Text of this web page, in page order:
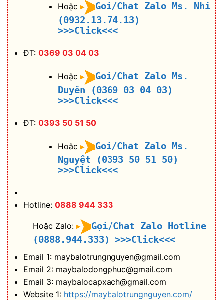
Hoặc
Goi/Chat Zalo Ms. Nhi
(0932.13.74.13)
>>>Click<<<
ĐT: 0369 03 04 03
Hoặc
Goi/Chat Zalo Ms.
Duyên (0369 03 04 03)
>>>Click<<<
ĐT: 0393 50 51 50
Hoặc
Goi/Chat Zalo Ms.
Nguyệt (0393 50 51 50)
>>>Click<<<
Hotline: 0888 944 333
Hoặc Zalo:
Gọi/Chat Zalo Hotline
(0888.944.333)
>>>Click<<<
Email 1: maybalotrungnguyen@gmail.com
Email 2: maybalodongphuc@gmail.com
Email 3: maybalocapxach@gmail.com
Website 1: https://maybalotrungnguyen.com/